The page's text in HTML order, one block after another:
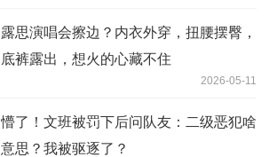
露思演唱会擦边？内衣外穿，扭腰摆臀，
底裤露出，想火的心藏不住
2026-05-11
懵了！文班被罚下后问队友：二级恶犯啥
意思？我被驱逐了？